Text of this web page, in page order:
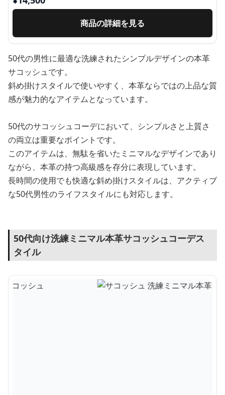
商品の詳細を見る
50代の男性に最適な洗練されたシンプルデザインの本革
サコッシュです。
斜め掛けスタイルで使いやすく、本革ならではの上品な質
感が魅力的なアイテムとなっています。
50代のサコッシュコーデにおいて、シンプルさと上質さ
の両立は重要なポイントです。
このアイテムは、無駄を省いたミニマルなデザインであり
ながら、本革の持つ高級感を存分に表現しています。
長時間の使用でも快適な斜め掛けスタイルは、アクティブ
な50代男性のライフスタイルにも対応します。
50代向け洗練ミニマル本革サコッシュコーデス
タイル